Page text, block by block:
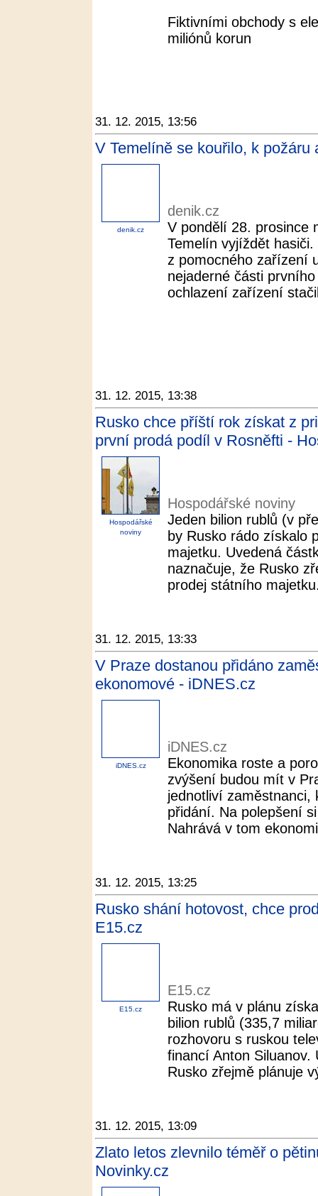
Fiktivními obchody s
miliónů korun
31. 12. 2015, 13:56
V Temelíně se kouřilo, k požáru
denik.cz
denik.cz
V pondělí 28. prosince
Temelín vyjíždět
z pomocného zařízení
nejaderné části
ochlazení zařízení
31. 12. 2015, 13:38
Rusko chce příští rok získat z
první prodá podíl v Rosněfti -
Hospodářské
noviny
Hospodářské noviny
Jeden bilion rublů (v
by Rusko rádo získalo
majetku. Uvedená
naznačuje, že Rusko
prodej státního
31. 12. 2015, 13:33
V Praze dostanou přidáno
ekonomové - iDNES.cz
iDNES.cz
iDNES.cz
Ekonomika roste a
zvýšení budou mít v
jednotliví
přidání. Na polepšení
Nahrává v tom
31. 12. 2015, 13:25
Rusko shání hotovost, chce
E15.cz
E15.cz
E15.cz
Rusko má v plánu
bilion rublů (335,7
rozhovoru s ruskou
financí Anton Siluanov.
Rusko zřejmě plánuje
31. 12. 2015, 13:09
Zlato letos zlevnilo téměř o
Novinky.cz